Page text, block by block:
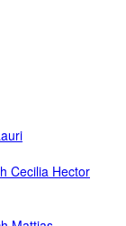
Cecilia Hector